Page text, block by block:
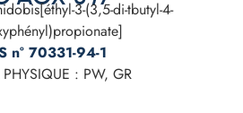
3-(3,5-di-tbutyl-4-
n° 70331-94-1
PHYSIQUE : PW, GR